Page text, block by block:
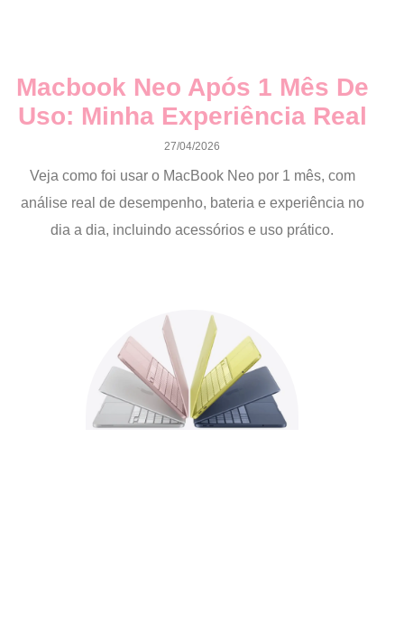
Macbook Neo Após 1 Mês De
Uso: Minha Experiência Real
27/04/2026
Veja como foi usar o MacBook Neo por 1 mês, com
análise real de desempenho, bateria e experiência no
dia a dia, incluindo acessórios e uso prático.